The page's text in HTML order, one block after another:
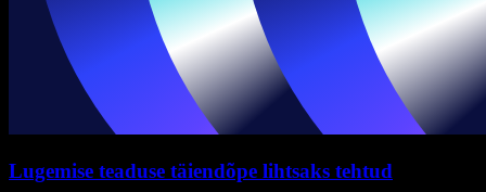
Lugemise teaduse täiendõpe lihtsaks tehtud